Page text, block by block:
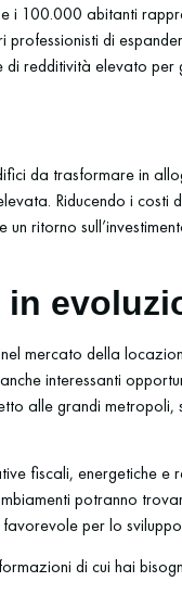
100.000 abitanti
di
redditività elevato per
da trasformare in
Riducendo i
ritorno
mercato della
interessanti
alle grandi
fiscali, energetiche
potranno
per lo
di cui hai